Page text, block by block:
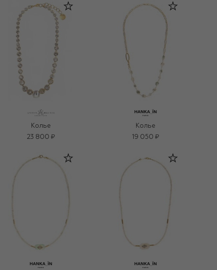
Колье
23 800 ₽
Колье
19 050 ₽